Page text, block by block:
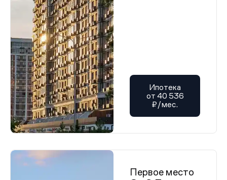
Ипотека
от 40 536
₽/мес.
Первое место